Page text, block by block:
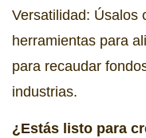
Versatilidad: Úsalos
herramientas para
para recaudar
industrias.
¿Estás listo para